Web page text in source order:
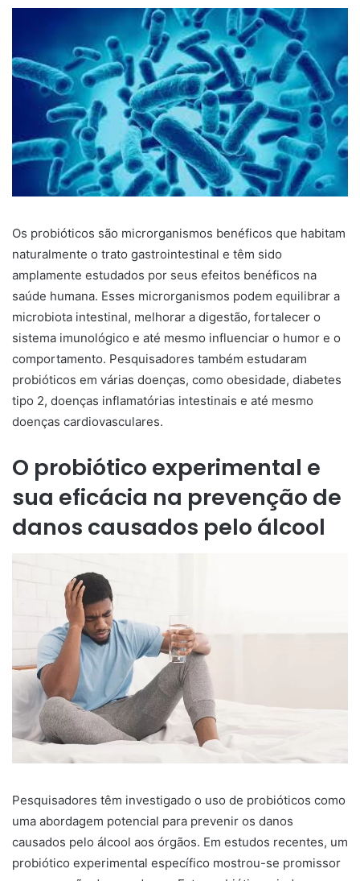
Os probióticos são microrganismos benéficos que habitam
naturalmente o trato gastrointestinal e têm sido
amplamente estudados por seus efeitos benéficos na
saúde humana. Esses microrganismos podem equilibrar a
microbiota intestinal, melhorar a digestão, fortalecer o
sistema imunológico e até mesmo influenciar o humor e o
comportamento. Pesquisadores também estudaram
probióticos em várias doenças, como obesidade, diabetes
tipo 2, doenças inflamatórias intestinais e até mesmo
doenças cardiovasculares.
O probiótico experimental e
sua eficácia na prevenção de
danos causados pelo álcool
Pesquisadores têm investigado o uso de probióticos como
uma abordagem potencial para prevenir os danos
causados pelo álcool aos órgãos. Em estudos recentes, um
probiótico experimental específico mostrou-se promissor